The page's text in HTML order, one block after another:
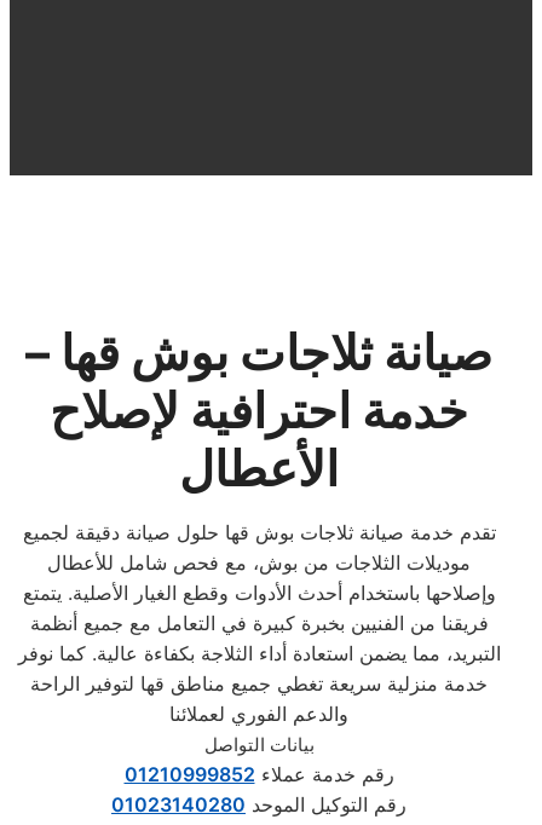
صيانة ثلاجات بوش قها –
خدمة احترافية لإصلاح
الأعطال
تقدم خدمة صيانة ثلاجات بوش قها حلول صيانة دقيقة لجميع
موديلات الثلاجات من بوش، مع فحص شامل للأعطال
وإصلاحها باستخدام أحدث الأدوات وقطع الغيار الأصلية. يتمتع
فريقنا من الفنيين بخبرة كبيرة في التعامل مع جميع أنظمة
التبريد، مما يضمن استعادة أداء الثلاجة بكفاءة عالية. كما نوفر
خدمة منزلية سريعة تغطي جميع مناطق قها لتوفير الراحة
والدعم الفوري لعملائنا
بيانات التواصل
رقم خدمة عملاء 01210999852
رقم التوكيل الموحد 01023140280